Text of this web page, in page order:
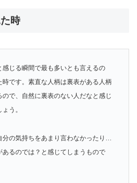
時
じる瞬間で最も多いとも言えるの
です。素直な人柄は裏表がある人柄
ので、自然に裏表のない人だなと感じ
う。
の気持ちをあまり言わなかったり…
あるのでは？と感じてしまうもので